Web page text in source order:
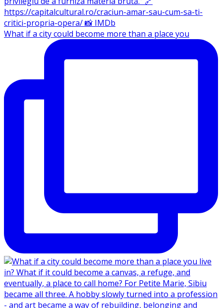
What if a city could become more than a place you